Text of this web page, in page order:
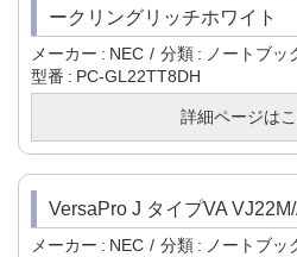
ークリングリッチホワイト
メーカー NEC 分類
ノートブッ
型番
PC-GL22TT8DH
詳細ページは
VersaPro J タイプVA
メーカー NEC 分類
ノートブッ